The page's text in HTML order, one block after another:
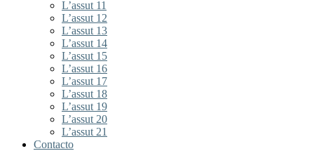
L’assut 11
L’assut 12
L’assut 13
L’assut 14
L’assut 15
L’assut 16
L’assut 17
L’assut 18
L’assut 19
L’assut 20
L’assut 21
Contacto